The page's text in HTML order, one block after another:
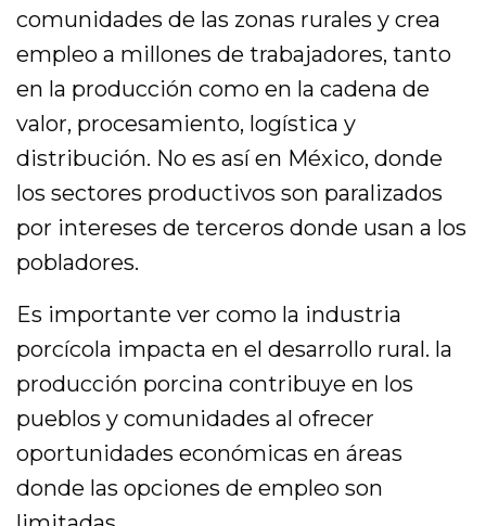
comunidades de las zonas rurales y crea
empleo a millones de trabajadores, tanto
en la producción como en la cadena de
valor, procesamiento, logística y
distribución. No es así en México, donde
los sectores productivos son paralizados
por intereses de terceros donde usan a los
pobladores.
Es importante ver como la industria
porcícola impacta en el desarrollo rural. la
producción porcina contribuye en los
pueblos y comunidades al ofrecer
oportunidades económicas en áreas
donde las opciones de empleo son